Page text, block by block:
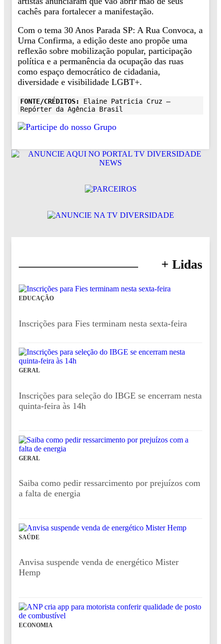
cachês para fortalecer a manifestação.
Com o tema 30 Anos Parada SP: A Rua Convoca, a
Urna Confirma, a edição deste ano propõe uma
reflexão sobre mobilização popular, participação
política e a permanência da ocupação das ruas
como espaço democrático de cidadania,
diversidade e visibilidade LGBT+.
FONTE/CRÉDITOS:
Elaine Patricia Cruz –
Repórter da Agência Brasil
+ Lidas
EDUCAÇÃO
Inscrições para Fies terminam nesta sexta-feira
GERAL
Inscrições para seleção do IBGE se encerram nesta
quinta-feira às 14h
GERAL
Saiba como pedir ressarcimento por prejuízos com
a falta de energia
SAÚDE
Anvisa suspende venda de energético Mister
Hemp
ECONOMIA